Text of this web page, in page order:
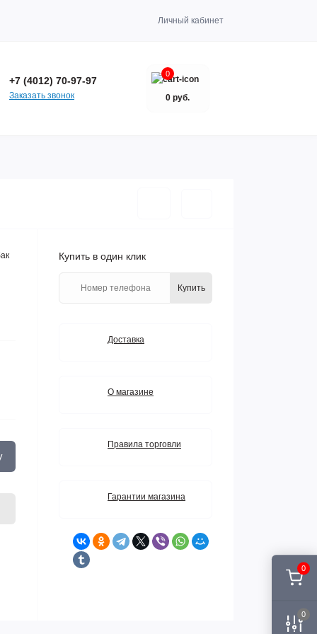
0
0
Личный кабинет
+7 (4012) 70-97-97
Заказать звонок
0
0 руб.
Купить в один клик
Купить
Доставка
О магазине
Правила торговли
Гарантии магазина